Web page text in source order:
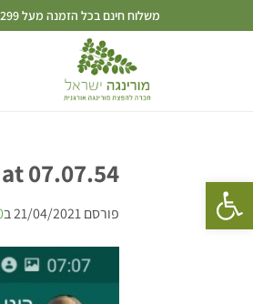
פתח סרגל נגישות
משלוח חינם בכל הזמנה מעל 299 ₪
07.07.54
פורסם21/04/2021ב